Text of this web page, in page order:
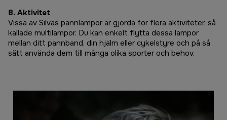
8. Aktivitet
Vissa av Silvas pannlampor är gjorda för flera aktiviteter, så
kallade multilampor. Du kan enkelt flytta dessa lampor
mellan ditt pannband, din hjälm eller cykelstyre och på så
sätt använda dem till många olika sporter och behov.